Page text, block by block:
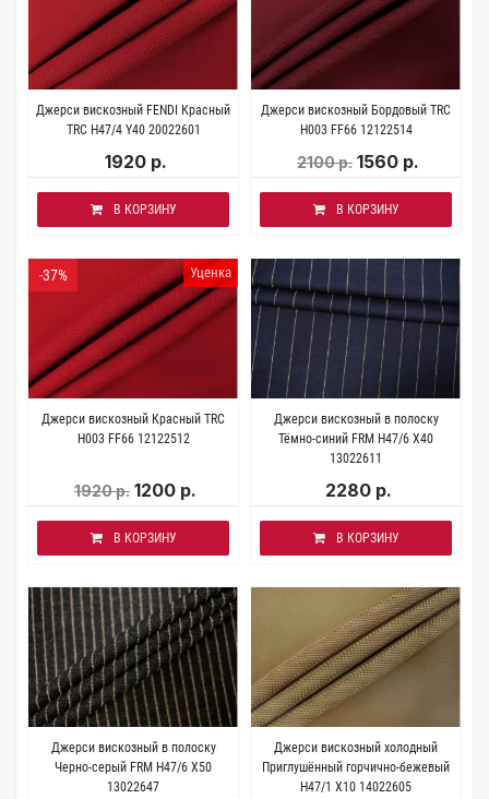
Джерси вискозный FENDI Красный
TRC H47/4 Y40 20022601
1920 р.
В КОРЗИНУ
Джерси вискозный Бордовый TRC
H003 FF66 12122514
2100 р. 1560 р.
В КОРЗИНУ
Уценка
-37%
Джерси вискозный Красный TRC
H003 FF66 12122512
1920 р. 1200 р.
В КОРЗИНУ
Джерси вискозный в полоску
Тёмно-синий FRM H47/6 X40
13022611
2280 р.
В КОРЗИНУ
Джерси вискозный в полоску
Черно-серый FRM H47/6 X50
13022647
Джерси вискозный холодный
Приглушённый горчично-бежевый
H47/1 X10 14022605